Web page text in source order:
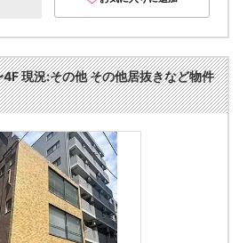
現況:その他 その他居抜きなど物件